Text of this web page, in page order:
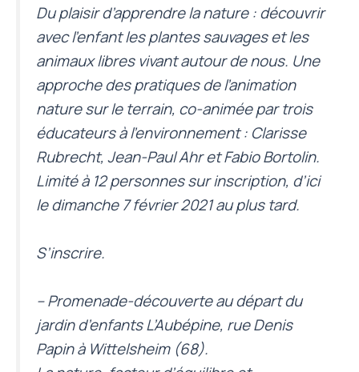
Du plaisir d’apprendre la nature : découvrir
avec l’enfant les plantes sauvages et les
animaux libres vivant autour de nous. Une
approche des pratiques de l’animation
nature sur le terrain, co-animée par trois
éducateurs à l’environnement : Clarisse
Rubrecht, Jean-Paul Ahr et Fabio Bortolin.
Limité à 12 personnes sur inscription, d’ici
le dimanche 7 février 2021 au plus tard.
S’inscrire.
– Promenade-découverte au départ du
jardin d’enfants L’Aubépine, rue Denis
Papin à Wittelsheim (68).